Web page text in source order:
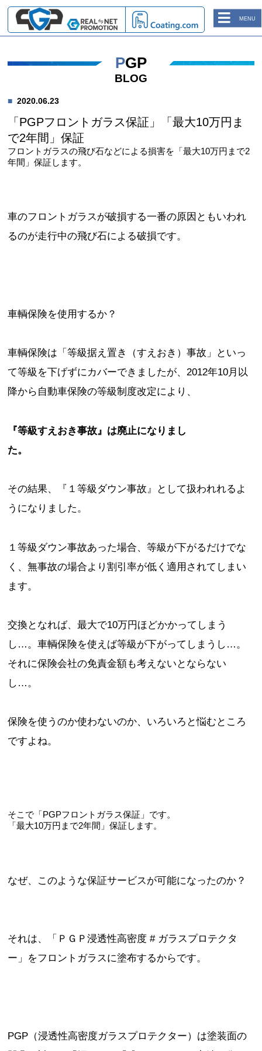
MENU
PGP
BLOG
2020.06.23
「PGPフロントガラス保証」「最大10万円ま
で2年間」保証
フロントガラスの飛び石などによる損害を「最大10万円まで2
年間」保証します。
車のフロントガラスが破損する一番の原因ともいわれ
るのが走行中の飛び石による破損です。
車輌保険を使用するか？
車輌保険は「等級据え置き（すえおき）事故」といっ
て等級を下げずにカバーできましたが、2012年10月以
降から自動車保険の等級制度改定により、
『等級すえおき事故』は廃止になりまし
た。
その結果、『１等級ダウン事故』として扱われれるよ
うになりました。
１等級ダウン事故あった場合、等級が下がるだけでな
く、無事故の場合より割引率が低く適用されてしまい
ます。
交換となれば、最大で10万円ほどかかってしまう
し…。車輌保険を使えば等級が下がってしまうし…。
それに保険会社の免責金額も考えないとならない
し…。
保険を使うのか使わないのか、いろいろと悩むところ
ですよね。
そこで「PGPフロントガラス保証」です。
「最大10万円まで2年間」保証します。
なぜ、このような保証サービスが可能になったのか？
それは、「ＰＧＰ浸透性高密度 # ガラスプロテクタ
ー」をフロントガラスに塗布するからです。
PGP（浸透性高密度ガラスプロテクター）は塗装面の